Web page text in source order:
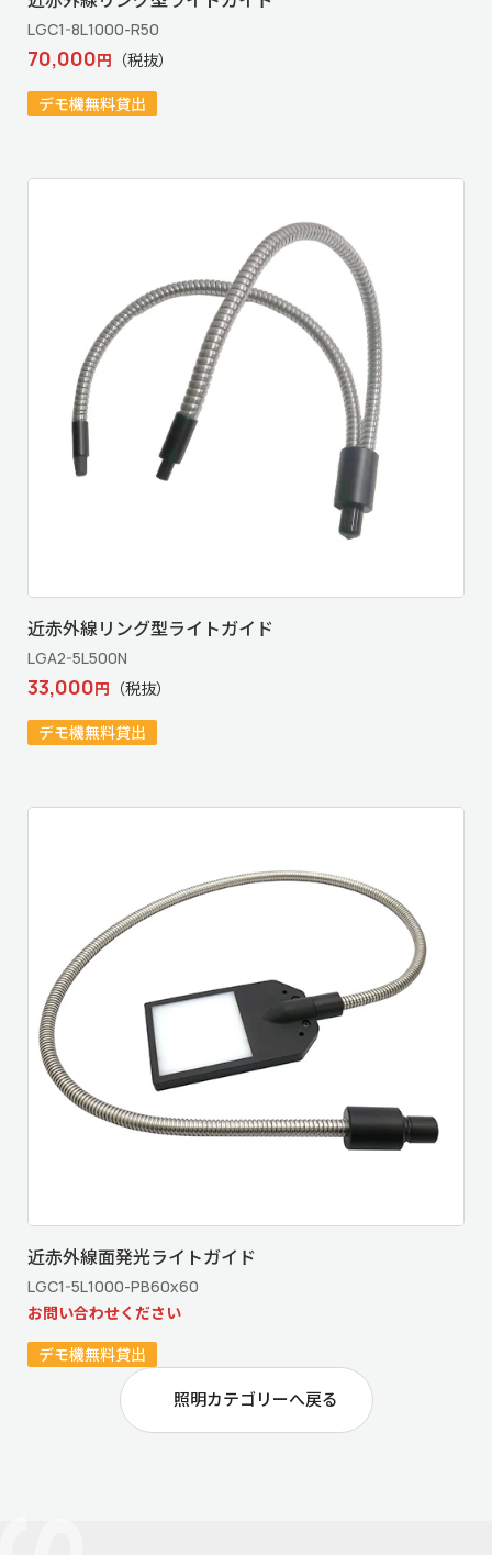
LGC1-8L1000-R50
70,000円 （税抜）
デモ機無料貸出
近赤外線リング型ライトガイド
LGA2-5L500N
33,000円 （税抜）
デモ機無料貸出
近赤外線面発光ライトガイド
LGC1-5L1000-PB60x60
お問い合わせください
デモ機無料貸出
照明カテゴリーへ戻る